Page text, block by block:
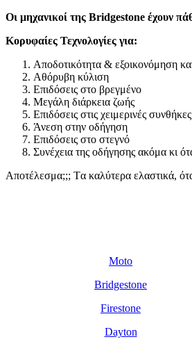
Οι μηχανικοί της Bridgestone έχουν
Κορυφαίες Τεχνολογίες για:
Αποδοτικότητα & εξοικονόμηση
Αθόρυβη κύλιση
Επιδόσεις στο βρεγμένο
Μεγάλη διάρκεια ζωής
Επιδόσεις στις χειμερινές συνθήκες
Άνεση στην οδήγηση
Επιδόσεις στο στεγνό
Συνέχεια της οδήγησης ακόμα κι
Αποτέλεσμα;;; Tα καλύτερα ελαστικά,
Moto
Bridgestone
Firestone
Dayton